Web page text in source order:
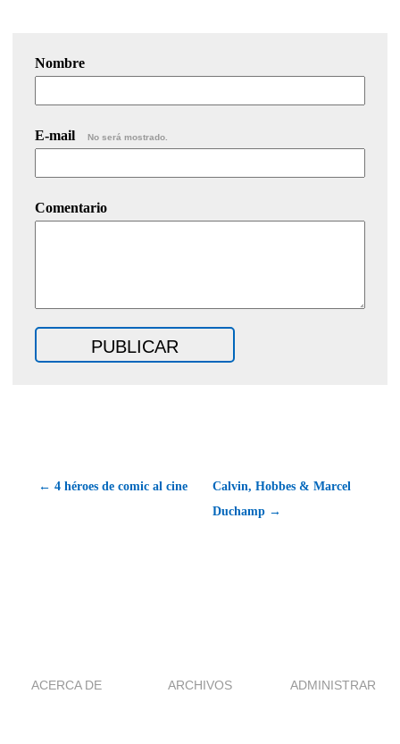
Nombre
E-mail No será mostrado.
Comentario
← 4 héroes de comic al cine
Calvin, Hobbes & Marcel
Duchamp →
ACERCA DE ARCHIVOS ADMINISTRAR